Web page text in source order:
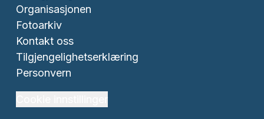
Organisasjonen
Fotoarkiv
Kontakt oss
Tilgjengelighetserklæring
Personvern